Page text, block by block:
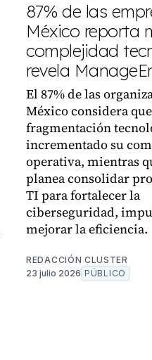
87% de las
México reporta
complejidad
revela
El 87% de las
México considera
fragmentación
incrementado su
operativa, mientras
planea consolidar
TI para fortalecer la
ciberseguridad,
mejorar la eficiencia.
REDACCIÓN CLUSTER
23 julio 2026 PÚBLICO